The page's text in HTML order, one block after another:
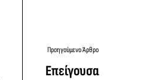
Προηγούμενο Άρθρο
Επείγουσα